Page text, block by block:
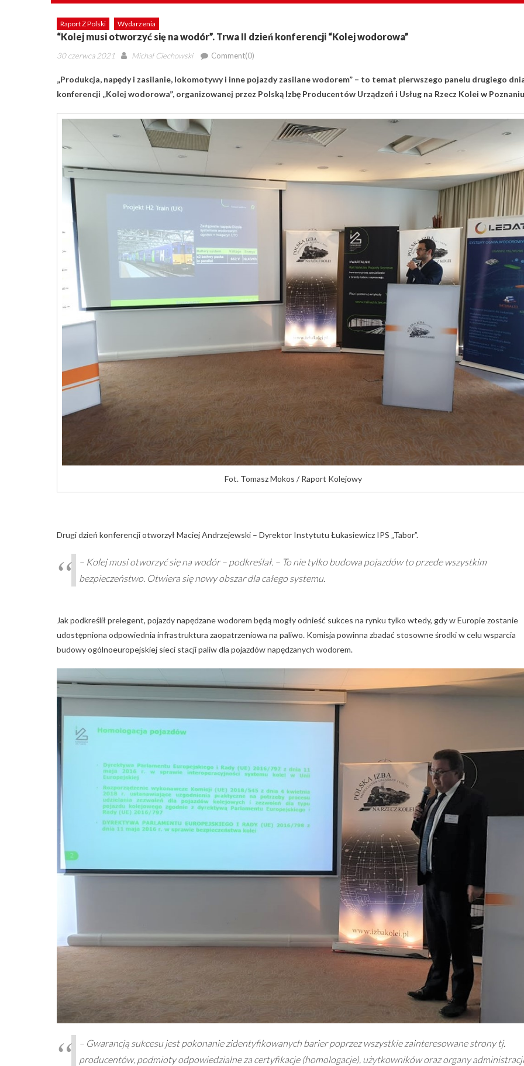
Raport Z Polski Wydarzenia
“Kolej musi otworzyć się na wodór”. Trwa II dzień konferencji “Kolej wodorowa”
Posted
30 czerwca 2021 Author
Michał Ciechowski Comment(0)
„Produkcja, napędy i zasilanie, lokomotywy i inne pojazdy zasilane wodorem” – to temat pierwszego panelu drugiego
konferencji „Kolej wodorowa”, organizowanej przez Polską Izbę Producentów Urządzeń i Usług na Rzecz Kolei w
Fot. Tomasz Mokos / Raport Kolejowy
Drugi dzień konferencji otworzył Maciej Andrzejewski – Dyrektor Instytutu Łukasiewicz IPS „Tabor”.
– Kolej musi otworzyć się na wodór – podkreślał. – To nie tylko budowa pojazdów to przede wszystkim
bezpieczeństwo. Otwiera się nowy obszar dla całego systemu.
Jak podkreślił prelegent, pojazdy napędzane wodorem będą mogły odnieść sukces na rynku tylko wtedy, gdy w Europie zostanie
udostępniona odpowiednia infrastruktura zaopatrzeniowa na paliwo. Komisja powinna zbadać stosowne środki w celu wsparcia
budowy ogólnoeuropejskiej sieci stacji paliw dla pojazdów napędzanych wodorem.
– Gwarancją sukcesu jest pokonanie zidentyfikowanych barier poprzez wszystkie zainteresowane strony tj.
producentów, podmioty odpowiedzialne za certyfikacje (homologacje), użytkowników oraz organy administracji